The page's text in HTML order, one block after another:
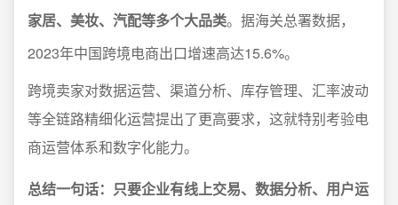
家居、美妆、汽配等多个大品类。据海关总署数据，
2023年中国跨境电商出口增速高达15.6%。
跨境卖家对数据运营、渠道分析、库存管理、汇率波动
等全链路精细化运营提出了更高要求，这就特别考验电
商运营体系和数字化能力。
总结一句话：只要企业有线上交易、数据分析、用户运